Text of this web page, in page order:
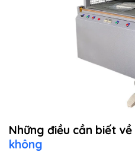
Những điều cần biết về
không